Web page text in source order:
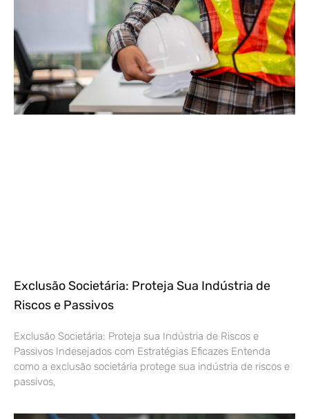
Exclusão Societária: Proteja Sua Indústria de
Riscos e Passivos
Exclusão Societária: Proteja sua Indústria de Riscos e
Passivos Indesejados com Estratégias Eficazes Entenda
como a exclusão societária protege sua indústria de riscos e
passivos,